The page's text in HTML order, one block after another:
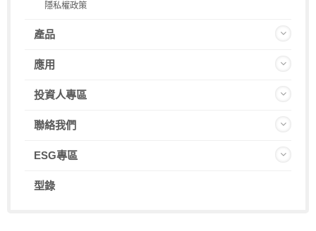
隱私權政策
產品
應用
投資人專區
聯絡我們
ESG專區
型錄